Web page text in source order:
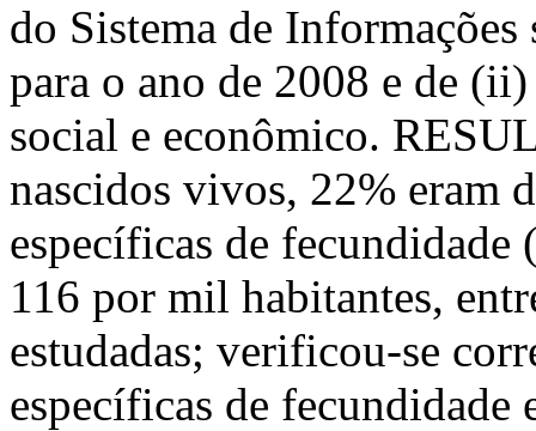
do Sistema de
para o ano de 2008 e de
social e econômico.
nascidos vivos, 22% eram
específicas de fecundidade
116 por mil habitantes,
estudadas; verificou-se
específicas de fecundidade